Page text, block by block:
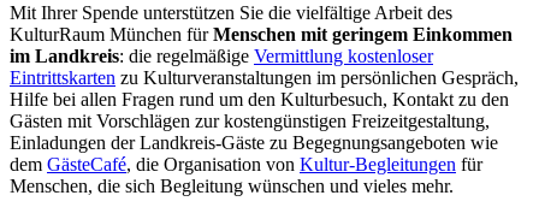
Mit Ihrer Spende unterstützen Sie die vielfältige Arbeit des
KulturRaum München fürMenschen mit geringem Einkommen
im Landkreis: die regelmäßige Vermittlung kostenloser
Eintrittskarten zu Kulturveranstaltungen im persönlichen Gespräch,
Hilfe bei allen Fragen rund um den Kulturbesuch, Kontakt zu den
Gästen mit Vorschlägen zur kostengünstigen Freizeitgestaltung,
Einladungen der Landkreis-Gäste zu Begegnungsangeboten wie
dem GästeCafé, die Organisation von Kultur-Begleitungen für
Menschen, die sich Begleitung wünschen und vieles mehr.